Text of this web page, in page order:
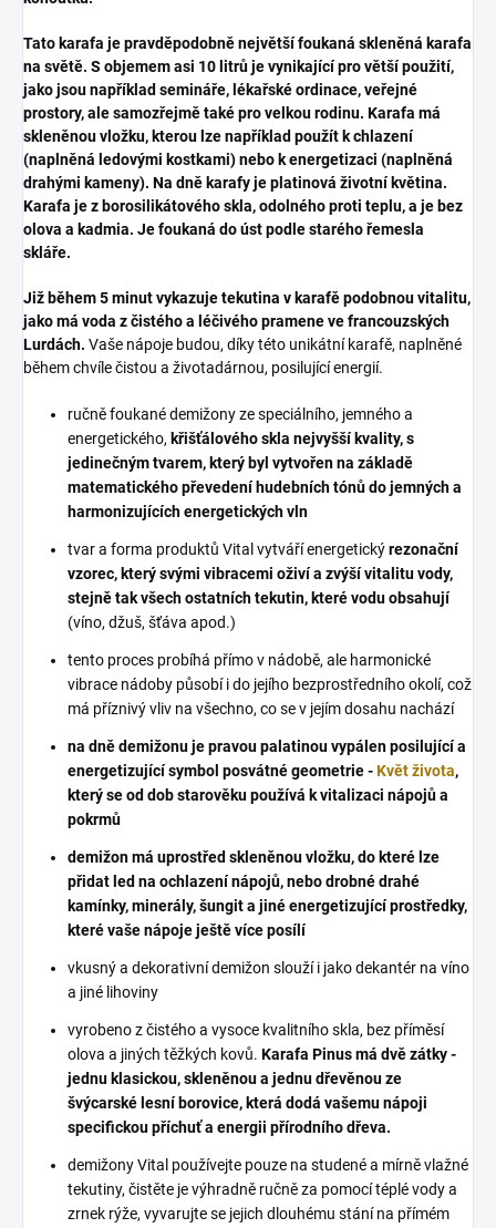
Tato karafa je pravděpodobně největší foukaná skleněná karafa
na světě. S objemem asi 10 litrů je vynikající pro větší použití,
jako jsou například semináře, lékařské ordinace, veřejné
prostory, ale samozřejmě také pro velkou rodinu. Karafa má
skleněnou vložku, kterou lze například použít k chlazení
(naplněná ledovými kostkami) nebo k energetizaci (naplněná
drahými kameny). Na dně karafy je platinová životní květina.
Karafa je z borosilikátového skla, odolného proti teplu, a je bez
olova a kadmia. Je foukaná do úst podle starého řemesla
skláře.
Již během 5 minut vykazuje tekutina v karafě podobnou vitalitu,
jako má voda z čistého a léčivého pramene ve francouzských
Lurdách. Vaše nápoje budou, díky této unikátní karafě, naplněné
během chvíle čistou a životadárnou, posilující energií.
ručně foukané demižony ze speciálního, jemného a
energetického, křišťálového skla nejvyšší kvality, s
jedinečným tvarem, který byl vytvořen na základě
matematického převedení hudebních tónů do jemných a
harmonizujících energetických vln
tvar a forma produktů Vital vytváří energetickýrezonační
vzorec, který svými vibracemi oživí a zvýší vitalitu vody,
stejně tak všech ostatních tekutin, které vodu obsahují
(víno, džuš, šťáva apod.)
tento proces probíhá přímo v nádobě, ale harmonické
vibrace nádoby působí i do jejího bezprostředního okolí, což
má příznivý vliv na všechno, co se v jejím dosahu nachází
na dně demižonu je pravou palatinou vypálen posilující a
energetizující symbol posvátné geometrie -Květ života,
který se od dob starověku používá k vitalizaci nápojů a
pokrmů
demižon má uprostřed skleněnou vložku, do které lze
přidat led na ochlazení nápojů, nebo drobné drahé
kamínky, minerály, šungit a jiné energetizující prostředky,
které vaše nápoje ještě více posílí
vkusný a dekorativní demižon slouží i jako dekantér na víno
a jiné lihoviny
vyrobeno z čistého a vysoce kvalitního skla, bez příměsí
olova a jiných těžkých kovů. Karafa Pinus má dvě zátky -
jednu klasickou, skleněnou a jednu dřevěnou ze
švýcarské lesní borovice, která dodá vašemu nápoji
specifickou příchuť a energii přírodního dřeva.
demižony Vital používejte pouze na studené a mírně vlažné
tekutiny, čistěte je výhradně ručně za pomocí téplé vody a
zrnek rýže, vyvarujte se jejich dlouhému stání na přímém